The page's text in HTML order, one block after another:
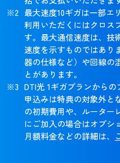
最大速度10ギガは一部エ
利用いただくにはクロス
す。最大通信速度は、技
速度を示すものではあり
器の仕様など）や回線の
とがあります。
DTI光 1ギガプランから
申込みは特典の対象外と
の初期費用や、ルーター
にご加入の場合はオプシ
月額料金などの詳細は、